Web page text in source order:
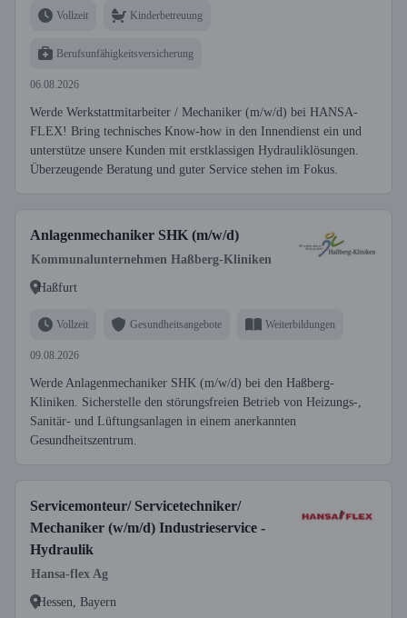
Vollzeit Kinderbetreuung
Berufsunfähigkeitsversicherung
06.08.2026
Werde Werkstattmitarbeiter / Mechaniker (m/w/d) bei HANSA-
FLEX! Bring technisches Know-how in den Innendienst ein und
unterstütze unsere Kunden mit erstklassigen Hydrauliklösungen.
Überzeugende Beratung und guter Service stehen im Fokus.
Anlagenmechaniker SHK (m/w/d)
Kommunalunternehmen Haßberg-Kliniken
Haßfurt
Vollzeit Gesundheitsangebote Weiterbildungen
09.08.2026
Werde Anlagenmechaniker SHK (m/w/d) bei den Haßberg-
Kliniken. Sicherstelle den störungsfreien Betrieb von Heizungs-,
Sanitär- und Lüftungsanlagen in einem anerkannten
Gesundheitszentrum.
Servicemonteur/ Servicetechniker/
Mechaniker (w/m/d) Industrieservice -
Hydraulik
Hansa-flex Ag
Hessen, Bayern